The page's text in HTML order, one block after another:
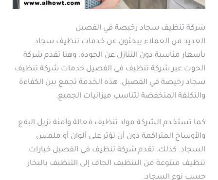
شركة تنظيف سجاد رخيصة في الفصيل
العديد من العملاء يبحثون عن خدمات تنظيف سجاد
بأسعار مناسبة دون التنازل عن الجودة، وهنا تقدم شركة
الحوت عبر شركة تنظيف في الفصيل خدمات شركة تنظيف
سجاد رخيصة في الفصيل. هذه الخدمة تجمع بين الكفاءة
والتكلفة المنخفضة لتناسب ميزانيات الجميع.
كما تستخدم الشركة مواد تنظيف فعالة وآمنة تزيل البقع
والأوساخ المتراكمة دون أن تؤثر على ألوان أو ملمس
السجاد. كذلك، تقدم شركة تنظيف في الفصيل خيارات
تنظيف متنوعة من التنظيف الجاف إلى التنظيف بالبخار
حسب نوع السجاد.